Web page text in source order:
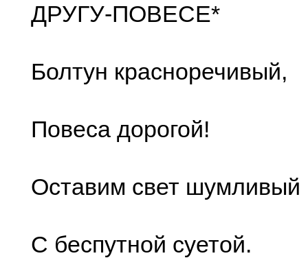
ДРУГУ-ПОВЕСЕ*
Болтун красноречивый,
Повеса дорогой!
Оставим свет шумливый
С беспутной суетой.